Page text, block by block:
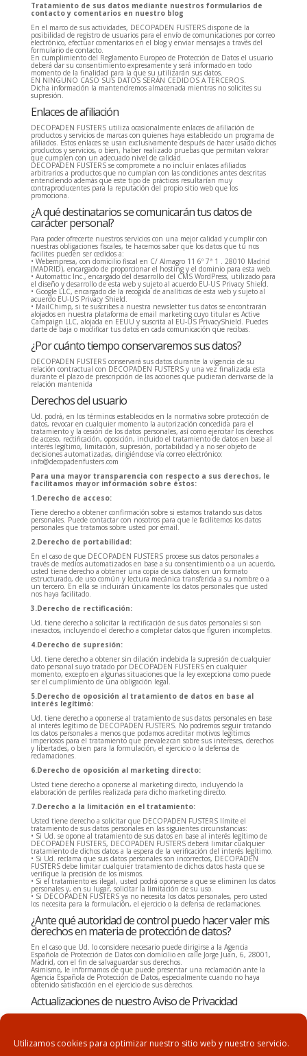
Utilizamos cookies para optimizar nuestro sitio web y nuestro servicio.
Tratamiento de sus datos mediante nuestros formularios de
contacto y comentarios en nuestro blog
En el marco de sus actividades, DECOPADEN FUSTERS dispone de la
posibilidad de registro de usuarios para el envío de comunicaciones por correo
electrónico, efectuar comentarios en el blog y enviar mensajes a través del
formulario de contacto.
En cumplimiento del Reglamento Europeo de Protección de Datos el usuario
deberá dar su consentimiento expresamente y será informado en todo
momento de la finalidad para la que su utilizarán sus datos.
EN NINGUNO CASO SUS DATOS SERÁN CEDIDOS A TERCEROS.
Dicha información la mantendremos almacenada mientras no solicites su
supresión.
Enlaces de afiliación
DECOPADEN FUSTERS utiliza ocasionalmente enlaces de afiliación de
productos y servicios de marcas con quienes haya establecido un programa de
afiliados. Estos enlaces se usan exclusivamente después de hacer usado dichos
productos y servicios, o bien, haber realizado pruebas que permitan valorar
que cumplen con un adecuado nivel de calidad.
DECOPADEN FUSTERS se compromete a no incluir enlaces afiliados
arbitrarios a productos que no cumplan con las condiciones antes descritas
entendiendo además que este tipo de prácticas resultarían muy
contraproducentes para la reputación del propio sitio web que los
promociona.
¿A qué destinatarios se comunicarán tus datos de
carácter personal?
Para poder ofrecerte nuestros servicios con una mejor calidad y cumplir con
nuestras obligaciones fiscales, te hacemos saber que los datos que tú nos
facilites pueden ser cedidos a:
• Webempresa, con domicilio fiscal en C/ Almagro 11 6º 7ª 1 . 28010 Madrid
(MADRID), encargado de proporcionar el hosting y el dominio para esta web.
• Automattic Inc., encargado del desarrollo del CMS WordPress, utilizado para
el diseño y desarrollo de esta web y sujeto al acuerdo EU-US Privacy Shield.
• Google LLC, encargado de la recogida de analíticas de esta web y sujeto al
acuerdo EU-US Privacy Shield.
• MailChimp, si te suscribes a nuestra newsletter tus datos se encontrarán
alojados en nuestra plataforma de email marketing cuyo titular es Active
Campaign LLC, alojada en EEUU y suscrita al EU-US PrivacyShield. Puedes
darte de baja o modificar tus datos en cada comunicación que recibas.
¿Por cuánto tiempo conservaremos sus datos?
DECOPADEN FUSTERS conservará sus datos durante la vigencia de su
relación contractual con DECOPADEN FUSTERS y una vez finalizada esta
durante el plazo de prescripción de las acciones que pudieran derivarse de la
relación mantenida
Derechos del usuario
Ud. podrá, en los términos establecidos en la normativa sobre protección de
datos, revocar en cualquier momento la autorización concedida para el
tratamiento y la cesión de los datos personales, así como ejercitar los derechos
de acceso, rectificación, oposición, incluido el tratamiento de datos en base al
interés legítimo, limitación, supresión, portabilidad y a no ser objeto de
decisiones automatizadas, dirigiéndose vía correo electrónico:
info@decopadenfusters.com
Para una mayor transparencia con respecto a sus derechos, le
facilitamos mayor información sobre éstos:
1.Derecho de acceso:
Tiene derecho a obtener confirmación sobre si estamos tratando sus datos
personales. Puede contactar con nosotros para que le facilitemos los datos
personales que tratamos sobre usted por email.
2.Derecho de portabilidad:
En el caso de que DECOPADEN FUSTERS procese sus datos personales a
través de medios automatizados en base a su consentimiento o a un acuerdo,
usted tiene derecho a obtener una copia de sus datos en un formato
estructurado, de uso común y lectura mecánica transferida a su nombre o a
un tercero. En ella se incluirán únicamente los datos personales que usted
nos haya facilitado.
3.Derecho de rectificación:
Ud. tiene derecho a solicitar la rectificación de sus datos personales si son
inexactos, incluyendo el derecho a completar datos que figuren incompletos.
4.Derecho de supresión:
Ud. tiene derecho a obtener sin dilación indebida la supresión de cualquier
dato personal suyo tratado por DECOPADEN FUSTERS en cualquier
momento, excepto en algunas situaciones que la ley excepciona como puede
ser el cumplimiento de una obligación legal.
5.Derecho de oposición al tratamiento de datos en base al
interés legítimo:
Ud. tiene derecho a oponerse al tratamiento de sus datos personales en base
al interés legítimo de DECOPADEN FUSTERS. No podremos seguir tratando
los datos personales a menos que podamos acreditar motivos legítimos
imperiosos para el tratamiento que prevalezcan sobre sus intereses, derechos
y libertades, o bien para la formulación, el ejercicio o la defensa de
reclamaciones.
6.Derecho de oposición al marketing directo:
Usted tiene derecho a oponerse al marketing directo, incluyendo la
elaboración de perfiles realizada para dicho marketing directo.
7.Derecho a la limitación en el tratamiento:
Usted tiene derecho a solicitar que DECOPADEN FUSTERS límite el
tratamiento de sus datos personales en las siguientes circunstancias:
• Si Ud. se opone al tratamiento de sus datos en base al interés legítimo de
DECOPADEN FUSTERS, DECOPADEN FUSTERS deberá limitar cualquier
tratamiento de dichos datos a la espera de la verificación del interés legítimo.
• Si Ud. reclama que sus datos personales son incorrectos, DECOPADEN
FUSTERS debe limitar cualquier tratamiento de dichos datos hasta que se
verifique la precisión de los mismos.
• Si el tratamiento es ilegal, usted podrá oponerse a que se eliminen los datos
personales y, en su lugar, solicitar la limitación de su uso.
• Si DECOPADEN FUSTERS ya no necesita los datos personales, pero usted
los necesita para la formulación, el ejercicio o la defensa de reclamaciones.
¿Ante qué autoridad de control puedo hacer valer mis
derechos en materia de protección de datos?
En el caso que Ud. lo considere necesario puede dirigirse a la Agencia
Española de Protección de Datos con domicilio en calle Jorge Juan, 6, 28001,
Madrid, con el fin de salvaguardar sus derechos.
Asimismo, le informamos de que puede presentar una reclamación ante la
Agencia Española de Protección de Datos, especialmente cuando no haya
obtenido satisfacción en el ejercicio de sus derechos.
Actualizaciones de nuestro Aviso de Privacidad
→ La Política de privacidad fue actualizado por última vez el 25 de marzo de